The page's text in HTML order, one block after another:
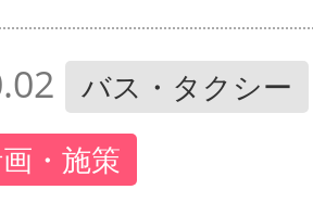
バス・タクシー
・施策